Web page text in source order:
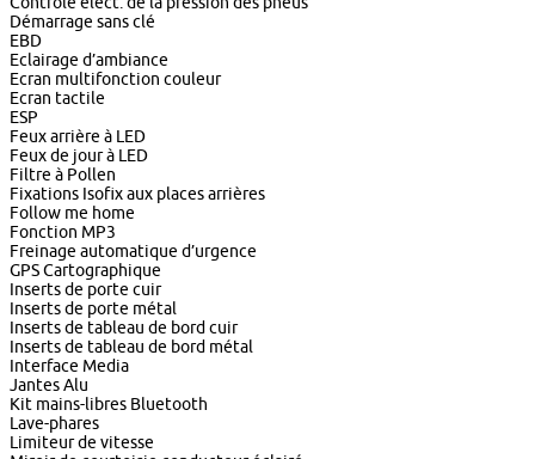
Démarrage sans clé
EBD
Eclairage d’ambiance
Ecran multifonction couleur
Ecran tactile
ESP
Feux arrière à LED
Feux de jour à LED
Filtre à Pollen
Fixations Isofix aux places arrières
Follow me home
Fonction MP3
Freinage automatique d’urgence
GPS Cartographique
Inserts de porte cuir
Inserts de porte métal
Inserts de tableau de bord cuir
Inserts de tableau de bord métal
Interface Media
Jantes Alu
Kit mains-libres Bluetooth
Lave-phares
Limiteur de vitesse